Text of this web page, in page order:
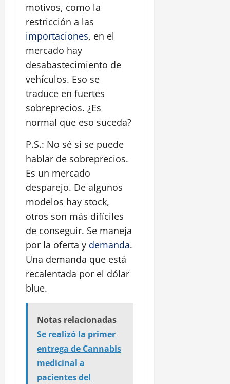
motivos, como la
restricción a las
importaciones, en el
mercado hay
desabastecimiento de
vehículos. Eso se
traduce en fuertes
sobreprecios. ¿Es
normal que eso suceda?
P.S.: No sé si se puede
hablar de sobreprecios.
Es un mercado
desparejo. De algunos
modelos hay stock,
otros son más difíciles
de conseguir. Se maneja
por la oferta y demanda.
Una demanda que está
recalentada por el dólar
blue.
Notas relacionadas
Se realizó la primer
entrega de Cannabis
medicinal a
pacientes del